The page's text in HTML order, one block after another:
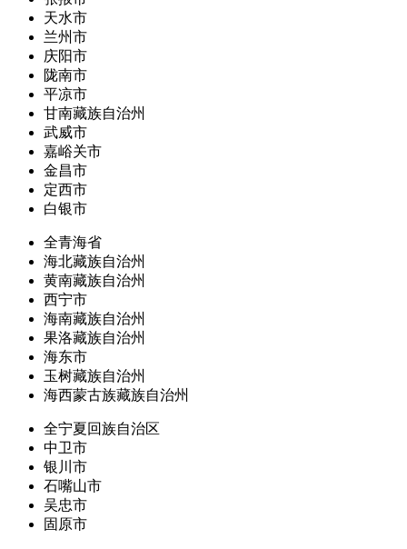
天水市
兰州市
庆阳市
陇南市
平凉市
甘南藏族自治州
武威市
嘉峪关市
金昌市
定西市
白银市
全青海省
海北藏族自治州
黄南藏族自治州
西宁市
海南藏族自治州
果洛藏族自治州
海东市
玉树藏族自治州
海西蒙古族藏族自治州
全宁夏回族自治区
中卫市
银川市
石嘴山市
吴忠市
固原市